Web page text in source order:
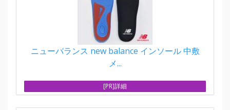
ニューバランス new balance インソール 中敷
メ...
[PR]詳細